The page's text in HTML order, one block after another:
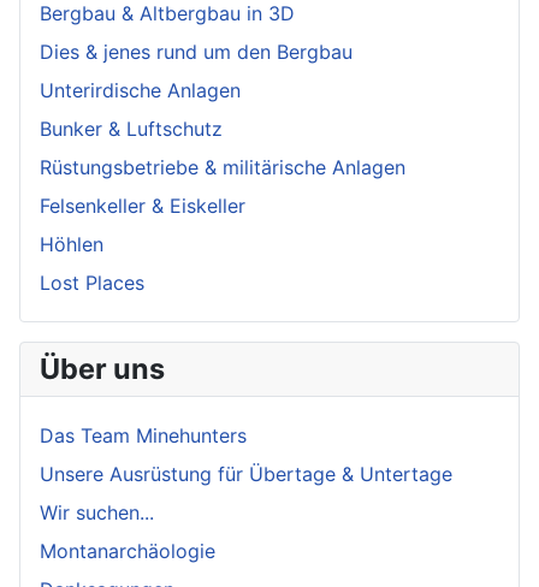
Bergbau & Altbergbau in 3D
Dies & jenes rund um den Bergbau
Unterirdische Anlagen
Bunker & Luftschutz
Rüstungsbetriebe & militärische Anlagen
Felsenkeller & Eiskeller
Höhlen
Lost Places
Über uns
Das Team Minehunters
Unsere Ausrüstung für Übertage & Untertage
Wir suchen...
Montanarchäologie